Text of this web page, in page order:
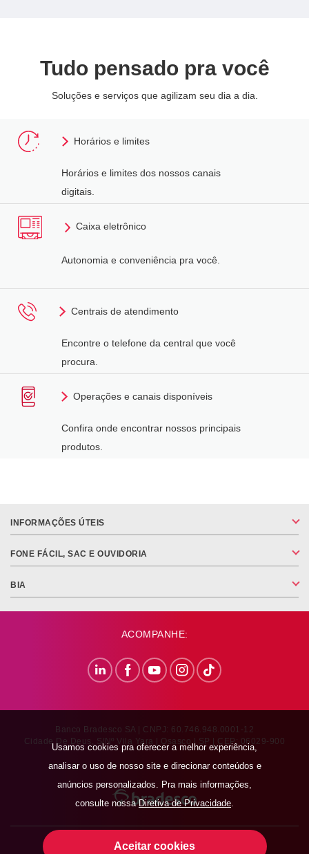
Tudo pensado pra você
Soluções e serviços que agilizam seu dia a dia.
Horários e limites
Horários e limites dos nossos canais
digitais.
Caixa eletrônico
Autonomia e conveniência pra você.
Centrais de atendimento
Encontre o telefone da central que você
procura.
Operações e canais disponíveis
Confira onde encontrar nossos principais
produtos.
INFORMAÇÕES ÚTEIS
FONE FÁCIL, SAC E OUVIDORIA
BIA
ACOMPANHE:
Banco Bradesco SA | CNPJ: 60.746.948.0001-12
Cidade De Deus, S/nº Vila Yara | Osasco | SP | CEP: 06029-900
SOBRE O BRADESCO | BRADESCO IMPRENSA
Usamos cookies pra oferecer a melhor experiência,
analisar o uso de nosso site e direcionar conteúdos e
anúncios personalizados. Pra mais informações,
consulte nossaDiretiva de Privacidade.
Aceitar cookies